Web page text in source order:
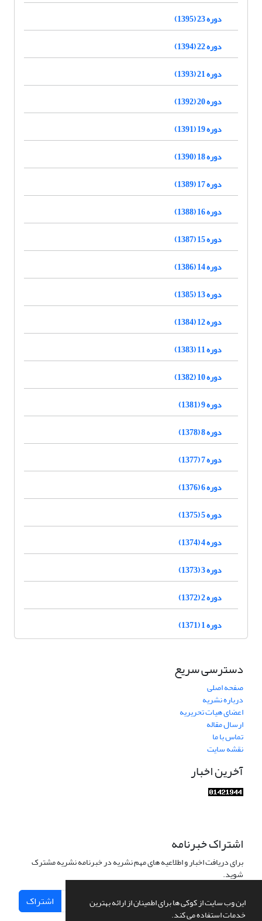
این وب سایت از کوکی ها برای اطمینان از ارائه بهترین
خدمات استفاده می کند.
دوره 23 (1395)
دوره 22 (1394)
دوره 21 (1393)
دوره 20 (1392)
دوره 19 (1391)
دوره 18 (1390)
دوره 17 (1389)
دوره 16 (1388)
دوره 15 (1387)
دوره 14 (1386)
دوره 13 (1385)
دوره 12 (1384)
دوره 11 (1383)
دوره 10 (1382)
دوره 9 (1381)
دوره 8 (1378)
دوره 7 (1377)
دوره 6 (1376)
دوره 5 (1375)
دوره 4 (1374)
دوره 3 (1373)
دوره 2 (1372)
دوره 1 (1371)
دسترسی سریع
صفحه اصلی
درباره نشریه
اعضای هیات تحریریه
ارسال مقاله
تماس با ما
نقشه سایت
آخرین اخبار
اشتراک خبرنامه
برای دریافت اخبار و اطلاعیه های مهم نشریه در خبرنامه نشریه مشترک
شوید.
اشتراک